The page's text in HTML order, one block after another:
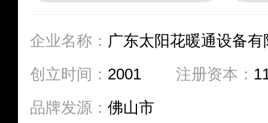
企业名称： 广东太阳花暖通设备有
创立时间： 2001 注册资本：
品牌发源： 佛山市